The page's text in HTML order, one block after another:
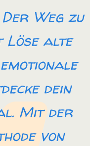
Weg zu
alte
dein
Mit der
von